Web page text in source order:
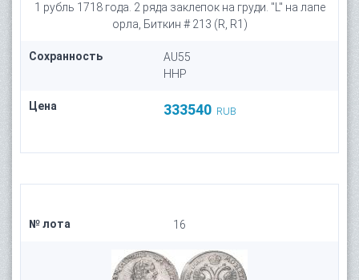
1 рубль 1718 года. 2 ряда заклепок на груди. "L" на лапе
орла, Биткин # 213 (R, R1)
Сохранность
AU55
HHP
Цена 333540 RUB
№ лота 16